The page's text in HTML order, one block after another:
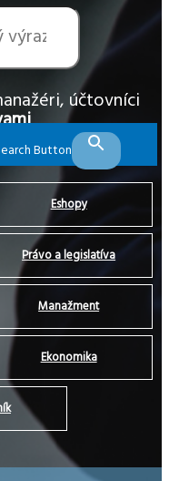
Button
účtovníci
Eshopy
Právo a legislatíva
Manažment
Ekonomika